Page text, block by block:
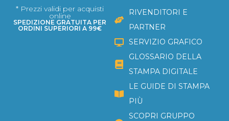
* Prezzi validi per acquisti
online
SPEDIZIONE GRATUITA PER
ORDINI SUPERIORI A 99€
RIVENDITORI E
PARTNER
SERVIZIO GRAFICO
GLOSSARIO DELLA
STAMPA DIGITALE
LE GUIDE DI STAMPA
PIÙ
SCOPRI GRUPPO